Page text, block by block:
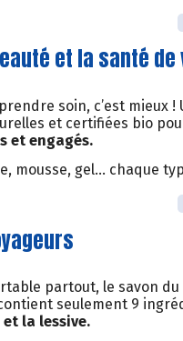
et la santé de
soin, c’est
et certifiées bio
et engagés.
mousse, gel… chaque
partout, le savon
contient seulement 9
et la lessive.